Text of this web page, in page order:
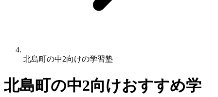
北島町の中2向けの学習塾
北島町の中2向けおすすめ学